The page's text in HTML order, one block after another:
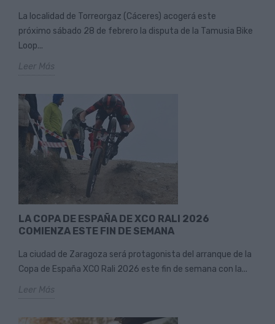
La localidad de Torreorgaz (Cáceres) acogerá este
próximo sábado 28 de febrero la disputa de la Tamusia Bike
Loop...
Leer Más
LA COPA DE ESPAÑA DE XCO RALI 2026
COMIENZA ESTE FIN DE SEMANA
La ciudad de Zaragoza será protagonista del arranque de la
Copa de España XCO Rali 2026 este fin de semana con la...
Leer Más